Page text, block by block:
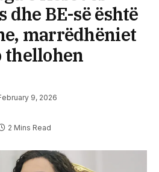
dhe BE-së është
marrëdhëniet
thellohen
9, 2026
2 Mins Read